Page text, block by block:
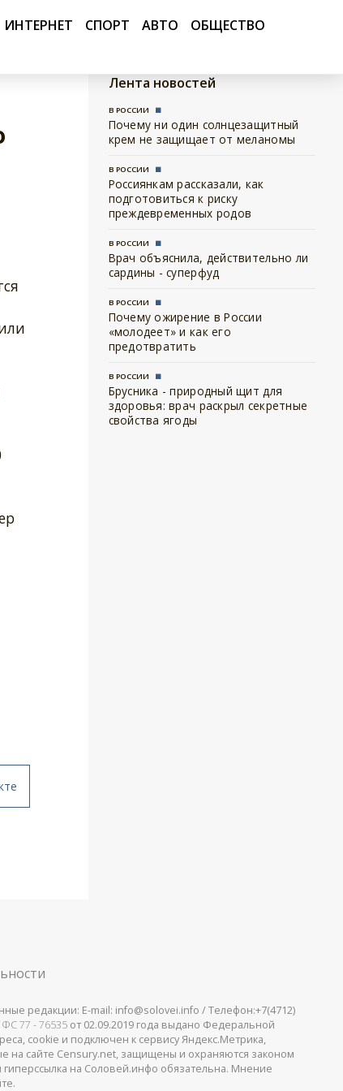
ИНТЕРНЕТ СПОРТ АВТО ОБЩЕСТВО
Лента новостей
В РОССИИ
Почему ни один солнцезащитный
крем не защищает от меланомы
В РОССИИ
Россиянкам рассказали, как
подготовиться к риску
преждевременных родов
В РОССИИ
Врач объяснила, действительно ли
сардины - суперфуд
В РОССИИ
Почему ожирение в России
«молодеет» и как его
предотвратить
В РОССИИ
Брусника - природный щит для
здоровья: врач раскрыл секретные
свойства ягоды
редакции: E-mail: info@solovei.info / Телефон:+7(4712)
77 - 76535 от 02.09.2019 года выдано Федеральной
cookie и подключен к сервису Яндекс.Метрика,
на сайте Censury.net, защищены и охраняются законом
на Соловей.инфо обязательна. Мнение